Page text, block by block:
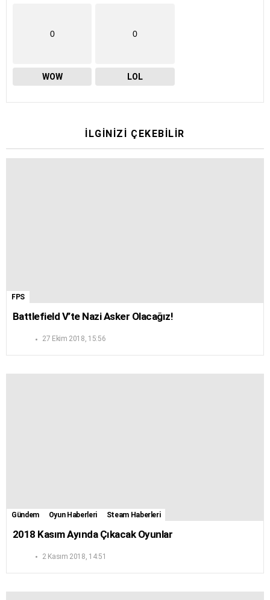
0
WOW
0
LOL
İLGINIZI ÇEKEBILIR
FPS
Battlefield V’te Nazi Asker Olacağız!
27 Ekim 2018, 15:56
Gündem Oyun Haberleri Steam Haberleri
2018 Kasım Ayında Çıkacak Oyunlar
2 Kasım 2018, 14:51